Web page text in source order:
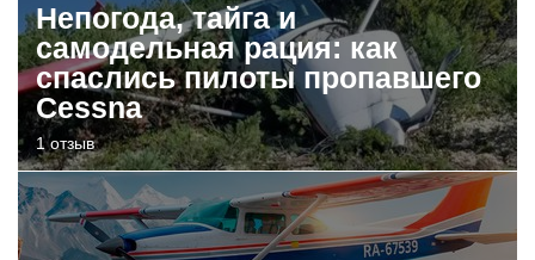
Непогода, тайга и
самодельная рация: как
спаслись пилоты пропавшего
Cessna
1 отзыв